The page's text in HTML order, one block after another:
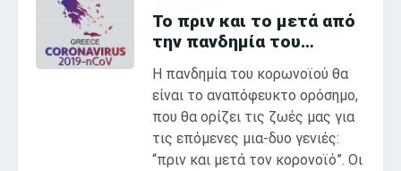
Το πριν και το μετά από
την πανδημία του
κορωνοϊού
Η πανδημία του κορωνοϊού θα
είναι το αναπόφευκτο ορόσημο,
που θα ορίζει τις ζωές μας για
τις επόμενες μια-δυο γενιές:
“πριν και μετά τον κορονοϊό”. Οι